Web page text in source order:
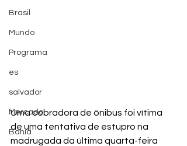
Brasil
Mundo
Programa
es
salvador
Mercado
Bahia
Uma cobradora de ônibus foi vítima
de uma tentativa de estupro na
madrugada da última quarta-feira